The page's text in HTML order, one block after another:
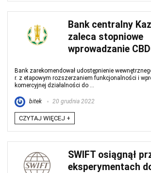
Bank centralny
zaleca stopniowe
wprowadzanie
Bank zarekomendował udostępnienie
r. z etapowym rozszerzaniem funkcjonalności i
komercyjnej działalności do ...
bitek 20 grudnia 2022
CZYTAJ WIĘCEJ +
SWIFT osiągnął
eksperymentach